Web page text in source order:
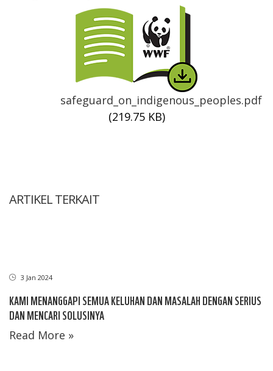
Thumbnail
safeguard_on_indigenous_peoples.pdf
(219.75 KB)
ARTIKEL TERKAIT
3 Jan 2024
KAMI MENANGGAPI SEMUA KELUHAN DAN MASALAH DENGAN SERIUS
DAN MENCARI SOLUSINYA
Read More »